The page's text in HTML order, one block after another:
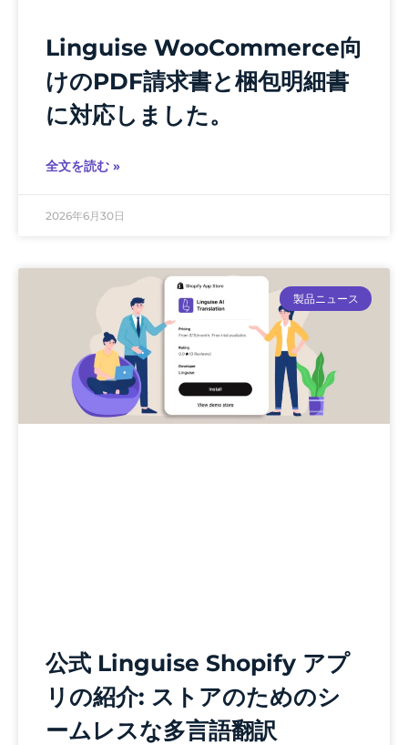
Linguise WooCommerce向
けのPDF請求書と梱包明細書
に対応しました。
全文を読む »
2026年6月30日
製品ニュース
公式 Linguise Shopify アプ
リの紹介: ストアのためのシ
ームレスな多言語翻訳